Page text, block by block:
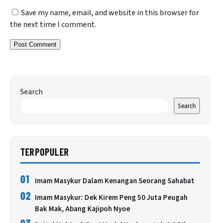
Save my name, email, and website in this browser for
the next time I comment.
Search
Search
TERPOPULER
01 Imam Masykur Dalam Kenangan Seorang Sahabat
02 Imam Masykur: Dek Kirem Peng 50 Juta Peugah
Bak Mak, Abang Kajipoh Nyoe